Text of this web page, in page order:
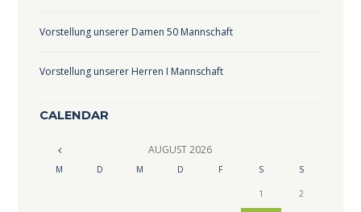
Vorstellung unserer Damen 50 Mannschaft
Vorstellung unserer Herren I Mannschaft
CALENDAR
AUGUST2026
M D M D F S S
1 2